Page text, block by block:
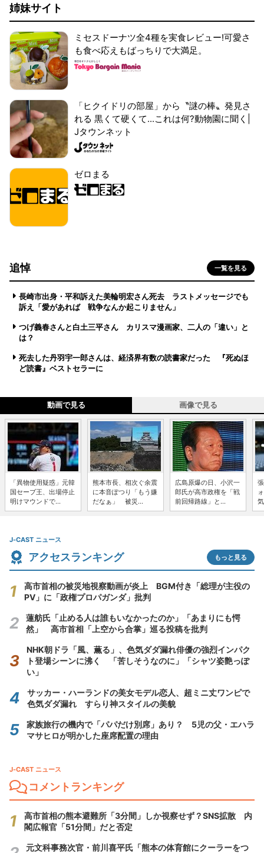
姉妹サイト
ミセスドーナツ全4種を実食レビュー!可愛さ
も食べ応えもばっちりで大満足。
「ヒクイドリの部屋」から〝謎の棒〟発見さ
れる 黒くて硬くて...これは何?動物園に聞く|
Jタウンネット
ゼロまる
追悼 一覧を見る
長崎市出身・平和訴えた美輪明宏さん死去 ラストメッセージでも
訴え「愛があれば 戦争なんか起こりません」
つげ義春さんと白土三平さん カリスマ漫画家、二人の「違い」と
は？
死去した丹羽宇一郎さんは、経済界有数の読書家だった 『死ぬほ
ど読書』ベストセラーに
動画で見る 画像で見る
「異物使用疑惑」元韓
国セーブ王、出場停止
明けマウンドで...
熊本市長、相次ぐ余震
に本音ぽつり「もう嫌
だなぁ」 被災...
広島原爆の日、小沢一
郎氏が高市政権を「戦
前回帰路線」と...
J-CAST ニュース
アクセスランキング もっと見る
高市首相の被災地視察動画が炎上 BGM付き「総理が主役の
PV」に「政権プロパガンダ」批判
蓮舫氏「止める人は誰もいなかったのか」「あまりにも愕
然」 高市首相「上空から合掌」巡る投稿を批判
NHK朝ドラ「風、薫る」、色気ダダ漏れ俳優の強烈インパク
ト登場シーンに沸く 「苦しそうなのに」「シャツ姿艶っぽ
い」
サッカー・ハーランドの美女モデル恋人、超ミニ丈ワンピで
色気ダダ漏れ すらり神スタイルの美貌
家族旅行の機内で「パパだけ別席」あり？ 5児の父・エハラ
マサヒロが明かした座席配置の理由
J-CAST ニュース
コメントランキング
高市首相の熊本避難所「3分間」しか視察せず？SNS拡散 内
閣広報官「51分間」だと否定
元文科事務次官・前川喜平氏「熊本の体育館にクーラーをつ